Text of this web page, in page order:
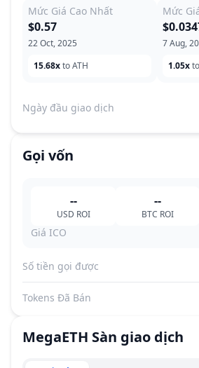
Mức Giá Cao Nhất
22 Oct, 2025
$0.57
15.68xto ATH
Mức
7 Aug,
1.05x
Ngày đầu giao dịch
Gọi vốn
--
USD ROI
--
BTC ROI
Giá ICO
Số tiền gọi được
Tokens Đã Bán
MegaETH Sàn giao dịch